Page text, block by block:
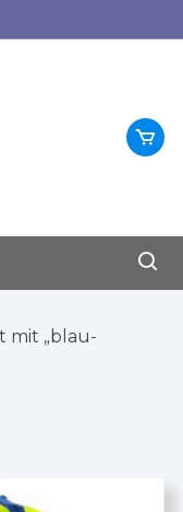
mit „blau-